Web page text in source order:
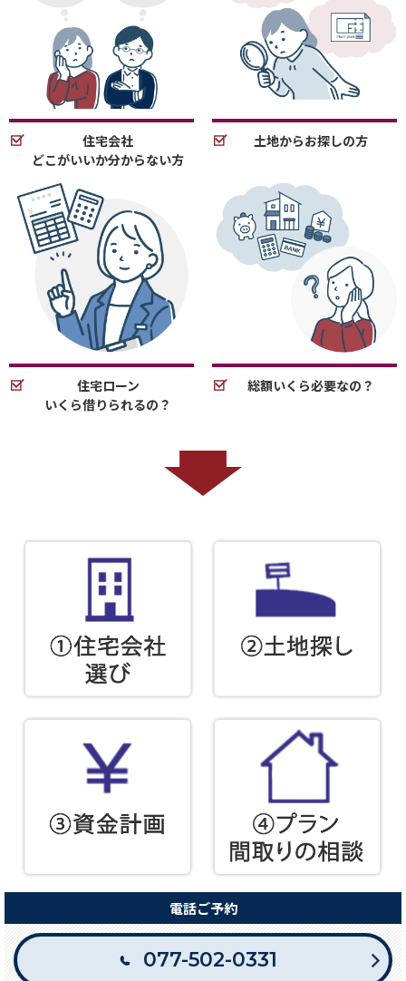
住宅会社
どこがいいか分からない方
土地からお探しの方
住宅ローン
いくら借りられるの？
総額いくら必要なの？
電話ご予約
077-502-0331